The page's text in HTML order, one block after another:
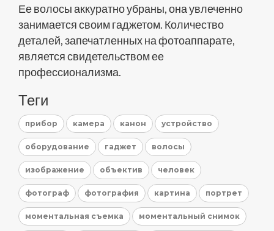
Ее волосы аккуратно убраны, она увлеченно
занимается своим гаджетом. Количество
деталей, запечатленных на фотоаппарате,
является свидетельством ее
профессионализма.
Теги
прибор камера канон устройство
оборудование гаджет волосы
изображение объектив человек
фотограф фотография картина портрет
моментальная съемка моментальный снимок